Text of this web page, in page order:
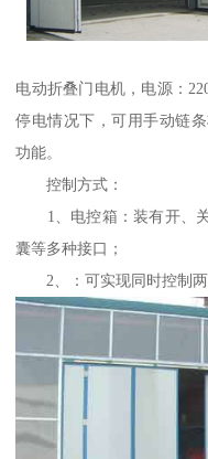
电动折叠门电机，电源：
停电情况下，可用手动链
功能。
控制方式：
1、电控箱：装有开、关
囊等多种接口；
2、：可实现同时控制两